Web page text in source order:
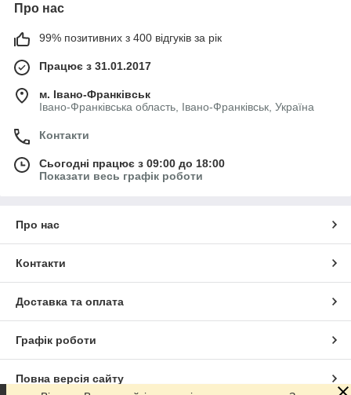
Про нас
99% позитивних з 400 відгуків за рік
Працює з 31.01.2017
м. Івано-Франківськ
Івано-Франківська область, Івано-Франківськ, Україна
Контакти
Сьогодні працює з 09:00 до 18:00
Показати весь графік роботи
Про нас
Контакти
Доставка та оплата
Графік роботи
Повна версія сайту